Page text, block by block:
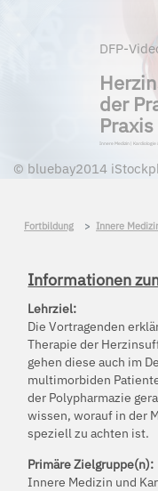
© bluebay2014
DFP-
der
Innere Medizin| Kardiologie
Fortbildung Innere
Informationen
Lehrziel:
Die Vortragenden
Therapie der
gehen diese auch im
multimorbiden
der Polypharmazie
wissen, worauf in der
speziell zu achten ist.
Primäre Zielgruppe(n):
Innere Medizin und